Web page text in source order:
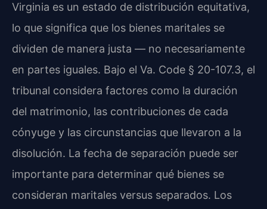
Virginia es un estado de distribución equitativa,
lo que significa que los bienes maritales se
dividen de manera justa — no necesariamente
en partes iguales. Bajo el Va. Code § 20-107.3, el
tribunal considera factores como la duración
del matrimonio, las contribuciones de cada
cónyuge y las circunstancias que llevaron a la
disolución. La fecha de separación puede ser
importante para determinar qué bienes se
consideran maritales versus separados. Los